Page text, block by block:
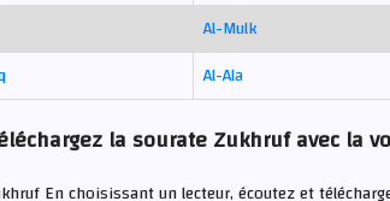
Al-Mulk
Al-Ala
la sourate Zukhruf avec la
En choisissant un lecteur, écoutez et